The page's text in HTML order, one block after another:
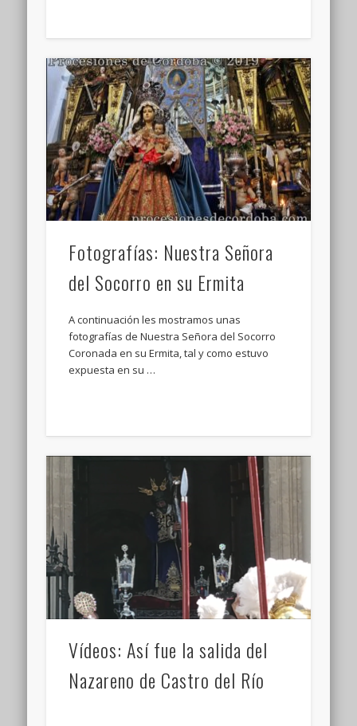
Fotografías: Nuestra Señora
del Socorro en su Ermita
A continuación les mostramos unas
fotografías de Nuestra Señora del Socorro
Coronada en su Ermita, tal y como estuvo
expuesta en su …
Vídeos: Así fue la salida del
Nazareno de Castro del Río